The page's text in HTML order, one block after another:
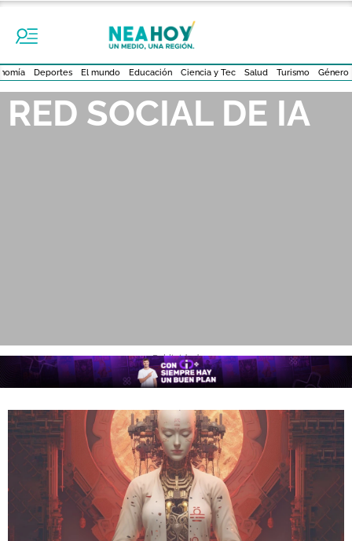
Deportes El mundo Educación Ciencia y Tec Salud Turismo Género
RED SOCIAL DE IA
- Publicidad -
Una IA fundó su propia religión: el extraño y fascinante caso de
Moltbook
Febrero 8, 2026